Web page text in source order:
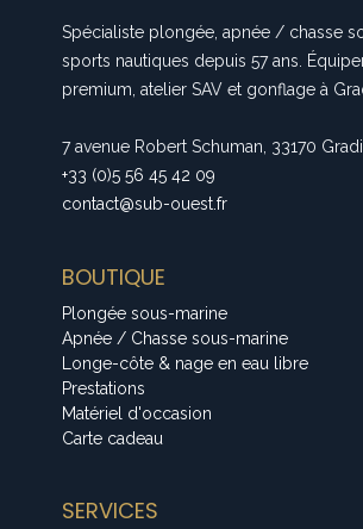
Spécialiste plongée, apnée / chasse
sports nautiques depuis 57 ans.
premium, atelier SAV et gonflage à
7 avenue Robert Schuman, 33170
+33 (0)5 56 45 42 09
contact@sub-ouest.fr
BOUTIQUE
Plongée sous-marine
Apnée / Chasse sous-marine
Longe-côte & nage en eau libre
Prestations
Matériel d'occasion
Carte cadeau
SERVICES